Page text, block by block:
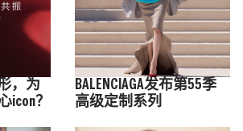
，为
icon？
BALENCIAGA发布第55季
高级定制系列